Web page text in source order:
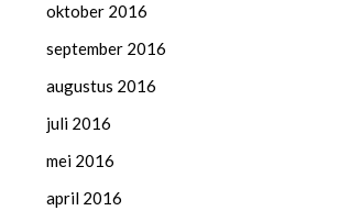
oktober 2016
september 2016
augustus 2016
juli 2016
mei 2016
april 2016